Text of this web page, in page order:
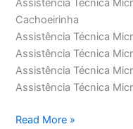
Assistência Técnica
Cachoeirinha
Assistência Técnica
Assistência Técnica
Assistência Técnica
Assistência Técnica
Assistência
Read More »